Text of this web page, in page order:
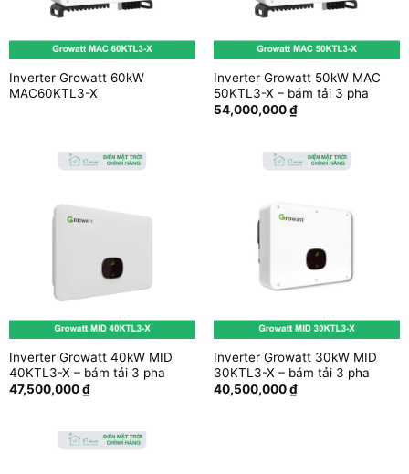
Inverter Growatt 60kW
MAC60KTL3-X
Inverter Growatt 50kW MAC
50KTL3-X – bám tải 3 pha
54,000,000₫
Inverter Growatt 40kW MID
40KTL3-X – bám tải 3 pha
47,500,000₫
Inverter Growatt 30kW MID
30KTL3-X – bám tải 3 pha
40,500,000₫